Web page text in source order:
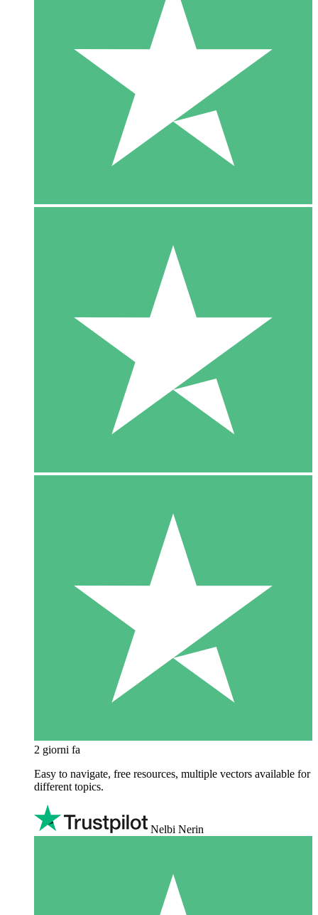
2 giorni fa
Easy to navigate, free resources, multiple vectors available for
different topics.
Nelbi Nerin